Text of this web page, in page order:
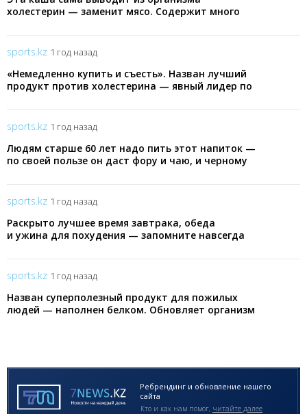
холестерин — заменит мясо. Содержит много
sports.kz 1 год назад
«Немедленно купить и съесть». Назван лучший
продукт против холестерина — явный лидер по
sports.kz 1 год назад
Людям старше 60 лет надо пить этот напиток —
по своей пользе он даст фору и чаю, и черному
sports.kz 1 год назад
Раскрыто лучшее время завтрака, обеда
и ужина для похудения — запомните навсегда
sports.kz 1 год назад
Назван суперполезный продукт для пожилых
людей — наполнен белком. Обновляет организм
Ребрендинг и обновление нашего
сайта
Кто и как нам помог, читайте далее